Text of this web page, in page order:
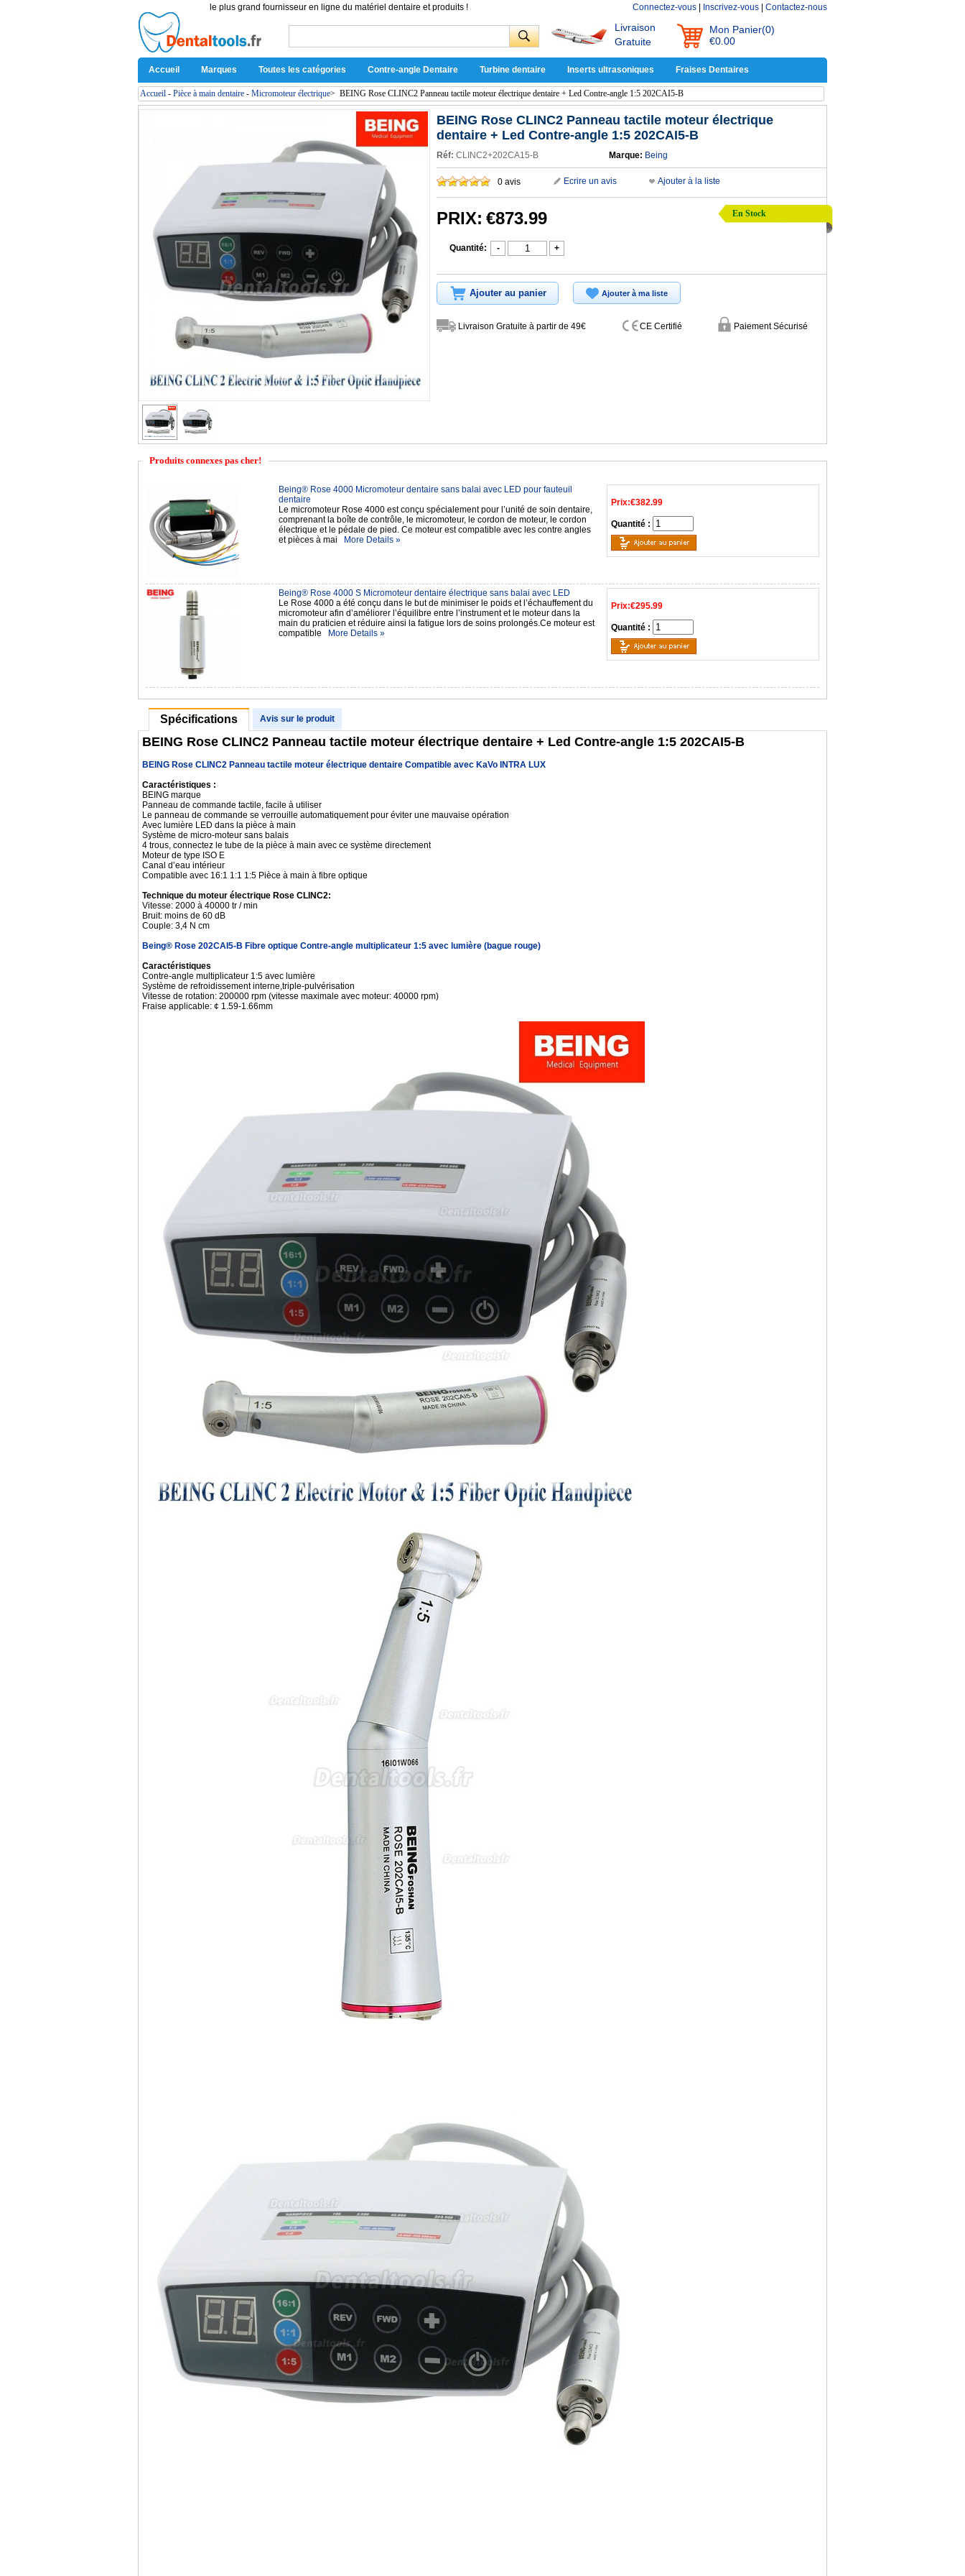
le plus grand fournisseur en ligne du matériel dentaire et produits ! Connectez-vous Inscrivez-vous Contactez-nous
Livraison
Gratuite
Mon Panier(0)
€0.00
Accueil Marques Toutes les catégories Contre-angle Dentaire Turbine dentaire Inserts ultrasoniques Fraises Dentaires
Accueil - Pièce à main dentaire - Micromoteur électrique> BEING Rose CLINC2 Panneau tactile moteur électrique dentaire + Led Contre-angle 1:5 202CAI5-B
BEING Rose CLINC2 Panneau tactile moteur électrique
dentaire + Led Contre-angle 1:5 202CAI5-B
Réf: CLINC2+202CA15-B Marque: Being
0 avis Ecrire un avis Ajouter à la liste
En Stock
PRIX: €873.99
Quantité: - +
Ajouter au panier Ajouter à ma liste
Livraison Gratuite à partir de 49€ CE Certifié Paiement Sécurisé
Produits connexes pas cher!
Prix:€382.99
Quantité :
Being® Rose 4000 Micromoteur dentaire sans balai avec LED pour fauteuil
dentaire
Le micromoteur Rose 4000 est conçu spécialement pour l’unité de soin dentaire,
comprenant la boîte de contrôle, le micromoteur, le cordon de moteur, le cordon
électrique et le pédale de pied. Ce moteur est compatible avec les contre angles
et pièces à mai
More Details »
Prix:€295.99
Quantité :
Being® Rose 4000 S Micromoteur dentaire électrique sans balai avec LED
Le Rose 4000 a été conçu dans le but de minimiser le poids et l’échauffement du
micromoteur afin d’améliorer l’équilibre entre l’instrument et le moteur dans la
main du praticien et réduire ainsi la fatigue lors de soins prolongés.Ce moteur est
compatible
More Details »
Spécifications Avis sur le produit
BEING Rose CLINC2 Panneau tactile moteur électrique dentaire + Led Contre-angle 1:5 202CAI5-B
BEING Rose CLINC2 Panneau tactile moteur électrique dentaire Compatible avec KaVo INTRA LUX
Caractéristiques :
BEING marque
Panneau de commande tactile, facile à utiliser
Le panneau de commande se verrouille automatiquement pour éviter une mauvaise opération
Avec lumière LED dans la pièce à main
Système de micro-moteur sans balais
4 trous, connectez le tube de la pièce à main avec ce système directement
Moteur de type ISO E
Canal d’eau intérieur
Compatible avec 16:1 1:1 1:5 Pièce à main à fibre optique
Technique du moteur électrique Rose CLINC2:
Vitesse: 2000 à 40000 tr / min
Bruit: moins de 60 dB
Couple: 3,4 N cm
Being® Rose 202CAI5-B Fibre optique Contre-angle multiplicateur 1:5 avec lumière (bague rouge)
Caractéristiques
Contre-angle multiplicateur 1:5 avec lumière
Système de refroidissement interne,triple-pulvérisation
Vitesse de rotation: 200000 rpm (vitesse maximale avec moteur: 40000 rpm)
Fraise applicable: ¢ 1.59-1.66mm